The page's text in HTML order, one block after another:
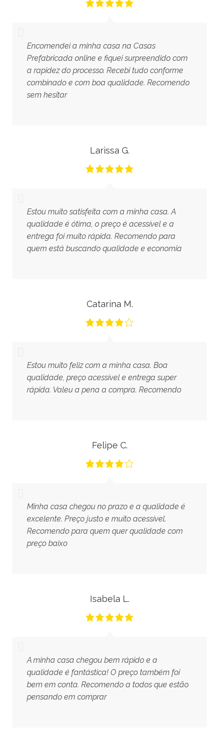
Encomendei a minha casa na Casas
Prefabricada online e fiquei surpreendido com
a rapidez do processo. Recebi tudo conforme
combinado e com boa qualidade. Recomendo
sem hesitar
Estou muito satisfeita com a minha casa. A
qualidade é ótima, o preço é acessível e a
entrega foi muito rápida. Recomendo para
quem está buscando qualidade e economia
Larissa G.
Estou muito feliz com a minha casa. Boa
qualidade, preço acessível e entrega super
rápida. Valeu a pena a compra. Recomendo
Catarina M.
Minha casa chegou no prazo e a qualidade é
excelente. Preço justo e muito acessível.
Recomendo para quem quer qualidade com
preço baixo
Felipe C.
A minha casa chegou bem rápido e a
qualidade é fantástica! O preço também foi
bem em conta. Recomendo a todos que estão
pensando em comprar
Isabela L.